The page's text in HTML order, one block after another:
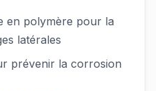
en polymère pour la
latérales
prévenir la corrosion